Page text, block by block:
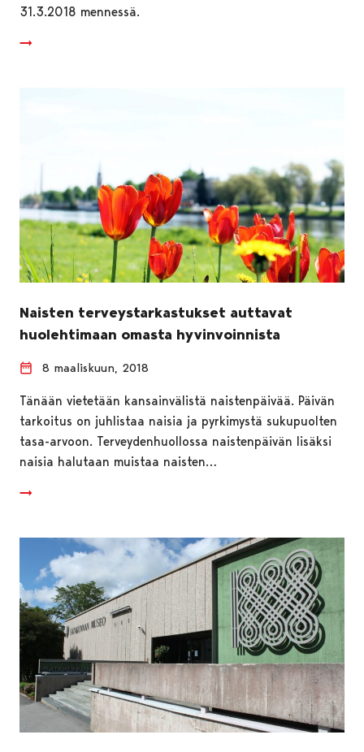
31.3.2018 mennessä.
Naisten terveystarkastukset auttavat
huolehtimaan omasta hyvinvoinnista
8 maaliskuun, 2018
Tänään vietetään kansainvälistä naistenpäivää. Päivän
tarkoitus on juhlistaa naisia ja pyrkimystä sukupuolten
tasa-arvoon. Terveydenhuollossa naistenpäivän lisäksi
naisia halutaan muistaa naisten…